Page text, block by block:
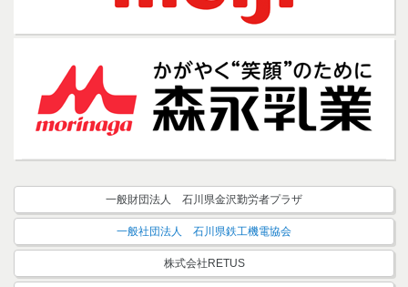
一般財団法人 石川県金沢勤労者プラザ
一般社団法人 石川県鉄工機電協会
株式会社RETUS